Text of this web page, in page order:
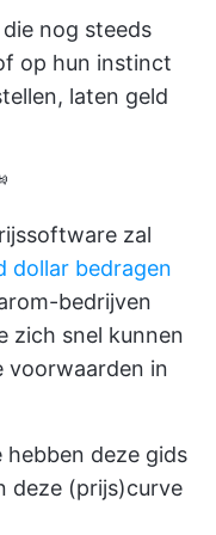
nog steeds
op hun instinct
laten geld
zal
dollar bedragen
bedrijven
zich snel kunnen
voorwaarden in
hebben deze gids
deze (prijs)curve